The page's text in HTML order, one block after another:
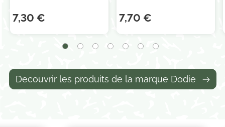
7,30 € 7,70 €
Decouvrir les produits de la marque Dodie